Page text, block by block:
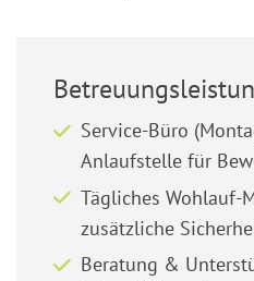
Service-Büro
Anlaufstelle für
Tägliches Wohlauf-
zusätzliche
Beratung &